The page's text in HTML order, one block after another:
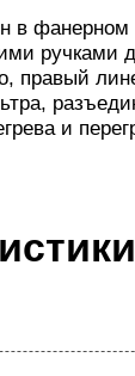
в
ручками
правый
и